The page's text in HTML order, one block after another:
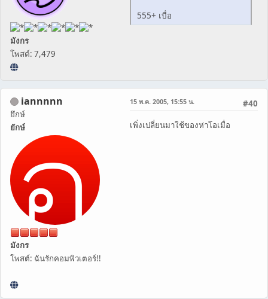
มังกร
โพสต์: 7,479
555+ เบื่อ
iannnnn
ยึกษ์
ยักษ์
มังกร
โพสต์: ฉันรักคอมพิวเตอร์!!
#40
15 พ.ค. 2005, 15:55 น.
เพิ่งเปลี่ยนมาใช้ของห่าโอเมื่อ